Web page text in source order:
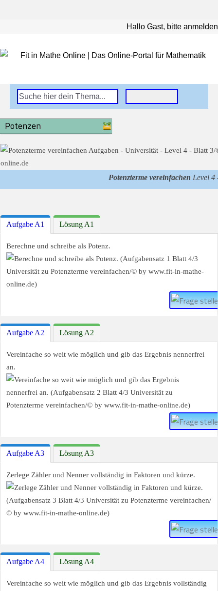
Hallo Gast, bitte anmelden
Potenzen
Potenzterme vereinfachen Level 4
Aufgabe A1 Lösung A1
Berechne und schreibe als Potenz.
Aufgabe A2 Lösung A2
Vereinfache so weit wie möglich und gib das Ergebnis nennerfrei
an.
Aufgabe A3 Lösung A3
Zerlege Zähler und Nenner vollständig in Faktoren und kürze.
Aufgabe A4 Lösung A4
Vereinfache so weit wie möglich und gib das Ergebnis vollständig